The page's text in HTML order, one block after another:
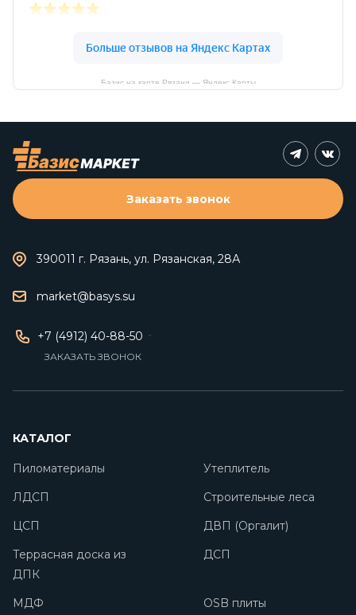
Базис на карте Рязани — Яндекс Карты
390011 г. Рязань, ул. Рязанская, 28А
market@basys.su
+7 (4912) 40-88-50
ЗАКАЗАТЬ ЗВОНОК
Заказать звонок
КАТАЛОГ
Пиломатериалы
Утеплитель
ЛДСП
Строительные леса
ЦСП
ДВП (Оргалит)
Террасная доска из
ДПК
ДСП
МДФ
OSB плиты